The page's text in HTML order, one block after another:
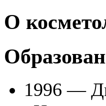
О
1996 —